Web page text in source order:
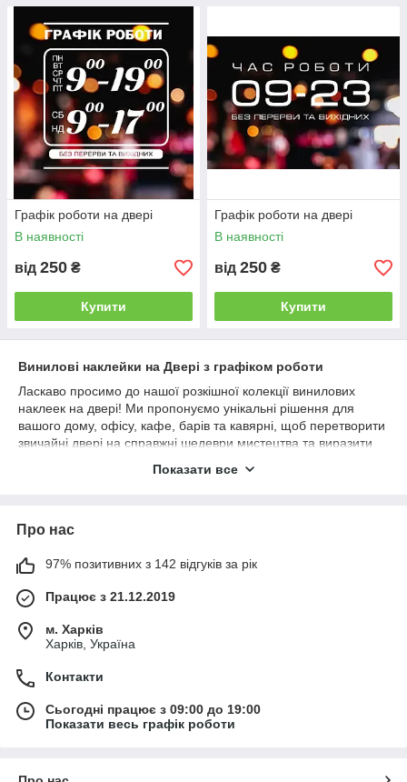
Графік роботи на двері
В наявності
від 250 ₴
Купити
Графік роботи на двері
В наявності
від 250 ₴
Купити
Винилові наклейки на Двері з графіком роботи
Ласкаво просимо до нашої розкішної колекції винилових
наклеек на двері! Ми пропонуємо унікальні рішення для
вашого дому, офісу, кафе, барів та кавярні, щоб перетворити
звичайні двері на справжні шедеври мистецтва та виразити
з високоякісного винилу, що забезпечує довговічність та
заведень громадського харчування.
кожного смаку та стилю. Від класичних варіантів до
створити атмосферу, яка відповідає вашому закладу.
встановлюються, не потребують спеціальних навичок
Персоналізація: Ми також пропонуємо послугу
Показати все
Про нас
97% позитивних з 142 відгуків за рік
Працює з 21.12.2019
м. Харків
Харків, Україна
Контакти
Сьогодні працює з 09:00 до 19:00
Показати весь графік роботи